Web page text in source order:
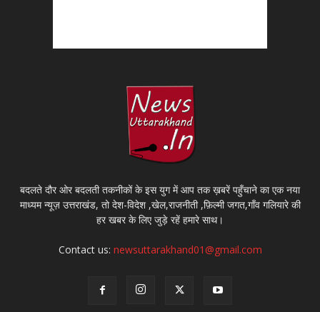
बदलते दौर ओर बदलती तकनीकों के इस युग में आप तक ख़बरें पहुँचाने का एक नया
माध्यम न्यूज़ उत्तराखंड, तो देश-विदेश ,खेल,राजनीती ,फ़िल्मी जगत,गाँव गलियारे की
हर खबर के लिए जुड़े रहें हमारे साथ।
Contact us: newsuttarakhand01@gmail.com